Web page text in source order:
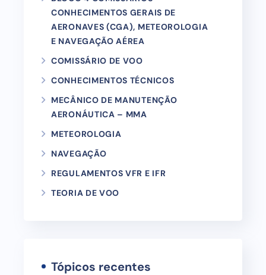
CONHECIMENTOS GERAIS DE
AERONAVES (CGA), METEOROLOGIA
E NAVEGAÇÃO AÉREA
COMISSÁRIO DE VOO
CONHECIMENTOS TÉCNICOS
MECÂNICO DE MANUTENÇÃO
AERONÁUTICA – MMA
METEOROLOGIA
NAVEGAÇÃO
REGULAMENTOS VFR E IFR
TEORIA DE VOO
Tópicos recentes